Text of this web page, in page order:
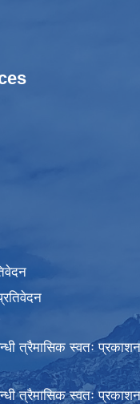
त्रैमासिक स्वतः
त्रैमासिक स्वतः